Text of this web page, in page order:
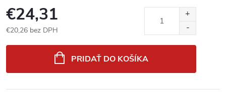
€24,31
€20,26 bez DPH
PRIDAŤ DO KOŠÍKA